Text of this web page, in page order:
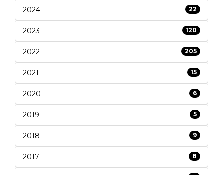
2024 22
2023 120
2022 205
2021 15
2020 6
2019 5
2018 9
2017 8